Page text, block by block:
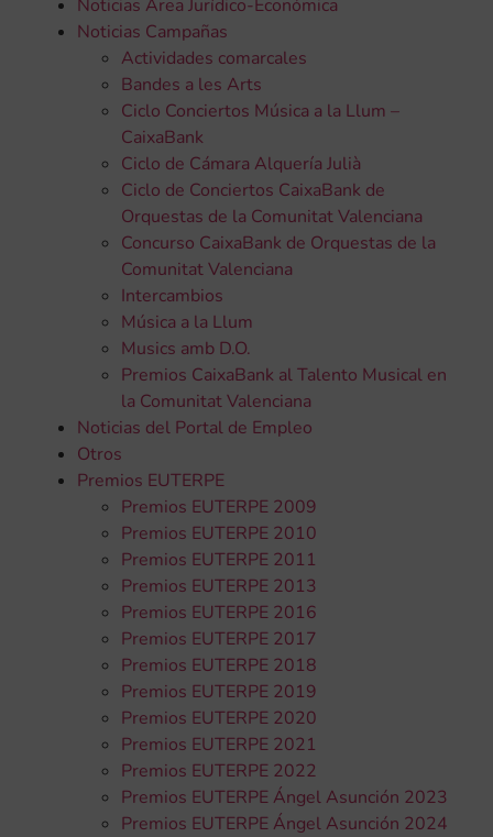
Noticias Área Jurídico-Económica
Noticias Campañas
Actividades comarcales
Bandes a les Arts
Ciclo Conciertos Música a la Llum –
CaixaBank
Ciclo de Cámara Alquería Julià
Ciclo de Conciertos CaixaBank de
Orquestas de la Comunitat Valenciana
Concurso CaixaBank de Orquestas de la
Comunitat Valenciana
Intercambios
Música a la Llum
Musics amb D.O.
Premios CaixaBank al Talento Musical en
la Comunitat Valenciana
Noticias del Portal de Empleo
Otros
Premios EUTERPE
Premios EUTERPE 2009
Premios EUTERPE 2010
Premios EUTERPE 2011
Premios EUTERPE 2013
Premios EUTERPE 2016
Premios EUTERPE 2017
Premios EUTERPE 2018
Premios EUTERPE 2019
Premios EUTERPE 2020
Premios EUTERPE 2021
Premios EUTERPE 2022
Premios EUTERPE Ángel Asunción 2023
Premios EUTERPE Ángel Asunción 2024